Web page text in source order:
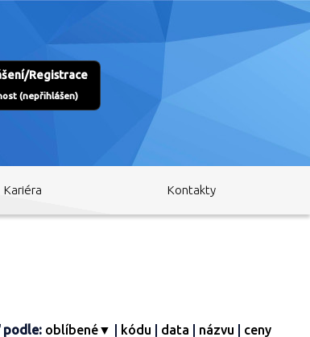
Registrace
(nepřihlášen)
Kariéra Kontakty
podle: oblíbené▼ kódu data názvu ceny